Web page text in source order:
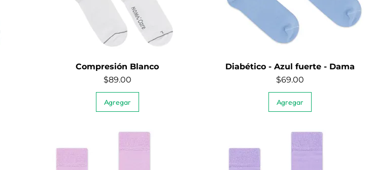
Quick View
Compresión Blanco
Price
$89.00
Agregar
Quick View
Diabético - Azul fuerte - Dama
Price
$69.00
Agregar